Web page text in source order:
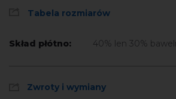
Tabela rozmiarów
Skład płótno: 40% len 30%
Zwroty i wymiany